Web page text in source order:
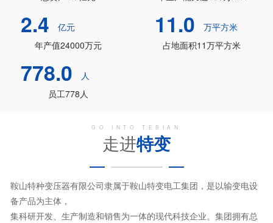
2.4
亿元
年产值24000万元
11.0
万平方米
占地面积11万平方米
778.0
人
员工778人
GO INTO TEBIAN
走进特变
鞍山特种变压器有限公司隶属于鞍山特变电工集团，是以输变电设
备产品为主体，
集科研开发、生产制造和销售为一体的现代科技企业。集团拥有总